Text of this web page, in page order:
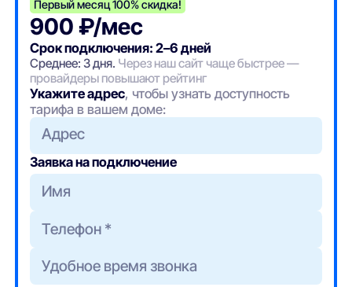
Первый месяц 100% скидка!
900 ₽/мес
Срок подключения: 2–6 дней
Среднее: 3 дня. Через наш сайт чаще быстрее —
провайдеры повышают рейтинг
Укажите адрес, чтобы узнать доступность
тарифа в вашем доме:
Адрес
Заявка на подключение